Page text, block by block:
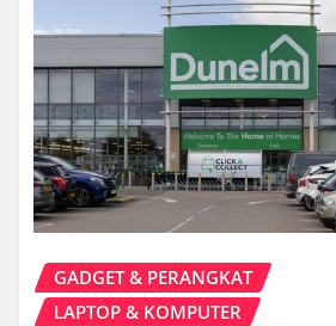
GADGET & PERANGKAT
LAPTOP & KOMPUTER